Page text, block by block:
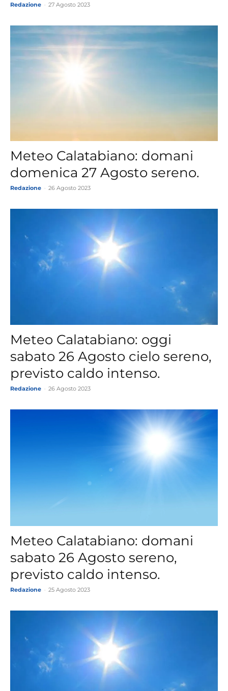
Redazione 27 Agosto 2023
Meteo Calatabiano: domani
domenica 27 Agosto sereno.
Redazione 26 Agosto 2023
Meteo Calatabiano: oggi
sabato 26 Agosto cielo sereno,
previsto caldo intenso.
Redazione 26 Agosto 2023
Meteo Calatabiano: domani
sabato 26 Agosto sereno,
previsto caldo intenso.
Redazione 25 Agosto 2023